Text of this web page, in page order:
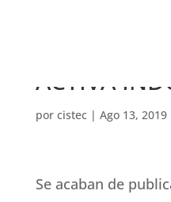
ACTIVA
por cistec| Ago 13, 2019
Se acaban de